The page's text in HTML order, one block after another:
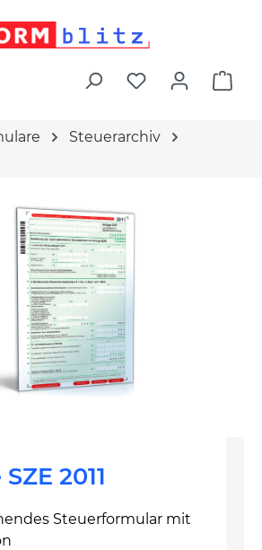
Steuerarchiv
2011
Steuerformular mit